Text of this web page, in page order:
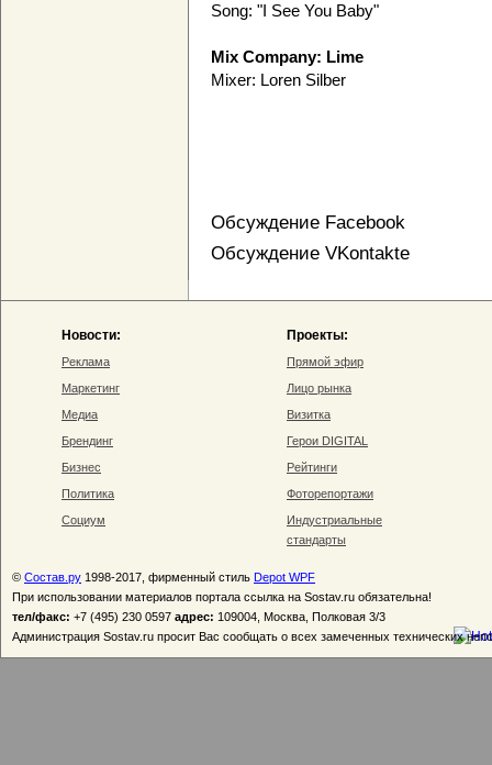
Song: "I See You Baby"
Mix Company: Lime
Mixer: Loren Silber
Обсуждение Facebook
Обсуждение VKontakte
Новости:
Реклама
Маркетинг
Медиа
Брендинг
Бизнес
Политика
Социум
Проекты:
Прямой эфир
Лицо рынка
Визитка
Герои DIGITAL
Рейтинги
Фоторепортажи
Индустриальные
стандарты
© Состав.ру 1998-2017, фирменный стиль Depot WPF
При использовании материалов портала ссылка на Sostav.ru обязательна!
тел/факс: +7 (495) 230 0597 адрес: 109004, Москва, Полковая 3/3
Администрация Sostav.ru просит Вас сообщать о всех замеченных технических